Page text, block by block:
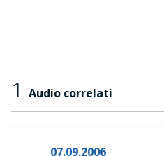
1 Audio correlati
07.09.2006